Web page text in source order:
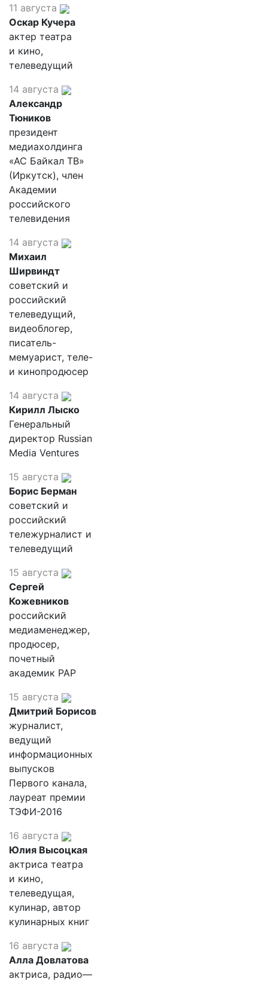
11 августа
Оскар Кучера
актер театра
и кино,
телеведущий
14 августа
Александр
Тюников
президент
медиахолдинга
«АС Байкал ТВ»
(Иркутск), член
Академии
российского
телевидения
14 августа
Михаил
Ширвиндт
советский и
российский
телеведущий,
видеоблогер,
писатель-
мемуарист, теле-
и кинопродюсер
14 августа
Кирилл Лыско
Генеральный
директор Russian
Media Ventures
15 августа
Борис Берман
советский и
российский
тележурналист и
телеведущий
15 августа
Сергей
Кожевников
российский
медиаменеджер,
продюсер,
почетный
академик РАР
15 августа
Дмитрий Борисов
журналист,
ведущий
информационных
выпусков
Первого канала,
лауреат премии
ТЭФИ-2016
16 августа
Юлия Высоцкая
актриса театра
и кино,
телеведущая,
кулинар, автор
кулинарных книг
16 августа
Алла Довлатова
актриса, радио—